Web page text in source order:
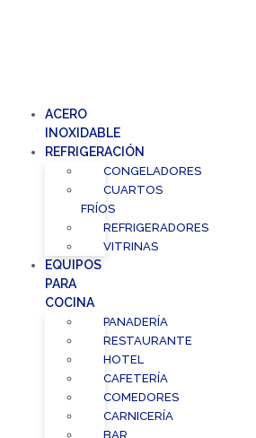
ACERO
INOXIDABLE
REFRIGERACIÓN
CONGELADORES
CUARTOS
FRÍOS
REFRIGERADORES
VITRINAS
EQUIPOS
PARA
COCINA
PANADERÍA
RESTAURANTE
HOTEL
CAFETERÍA
COMEDORES
CARNICERÍA
BAR